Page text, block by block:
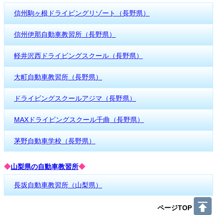
信州駒ヶ根ドライビングリゾート（長野県）
信州伊那自動車教習所（長野県）
軽井沢西ドライビングスクール（長野県）
大町自動車教習所（長野県）
ドライビングスクールアジマ（長野県）
MAXドライビングスクール千曲（長野県）
茅野自動車学校（長野県）
◆山梨県の自動車教習所◆
長坂自動車教習所（山梨県）
ページTOP